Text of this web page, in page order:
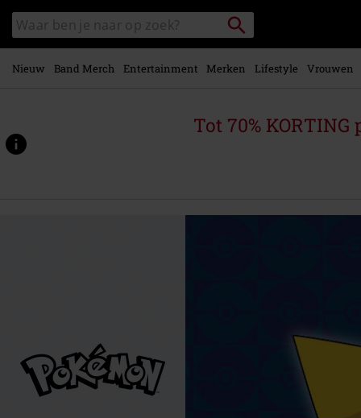
naar
hoofdinhoud
Zoek
in
catalogus
Packstation
zoeken
Nieuw Band Merch Entertainment Merken Lifestyle Vrouwen
Tot 70% KORTING